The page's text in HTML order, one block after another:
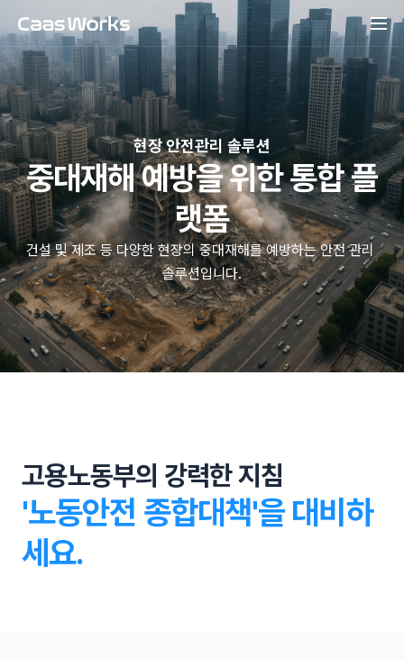
현장 안전관리 솔루션
중대재해 예방을 위한 통합 플
랫폼
건설 및 제조 등 다양한 현장의 중대재해를 예방하는 안전 관리
솔루션입니다.
고용노동부의 강력한 지침
'노동안전 종합대책'을 대비하
세요.